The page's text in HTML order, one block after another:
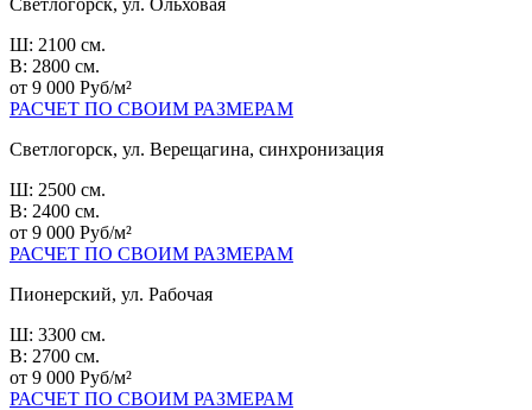
Светлогорск, ул. Ольховая
Ш: 2100 см.
В: 2800 см.
от 9 000 Руб/м²
РАСЧЕТ ПО СВОИМ РАЗМЕРАМ
Светлогорск, ул. Верещагина, синхронизация
Ш: 2500 см.
В: 2400 см.
от 9 000 Руб/м²
РАСЧЕТ ПО СВОИМ РАЗМЕРАМ
Пионерский, ул. Рабочая
Ш: 3300 см.
В: 2700 см.
от 9 000 Руб/м²
РАСЧЕТ ПО СВОИМ РАЗМЕРАМ